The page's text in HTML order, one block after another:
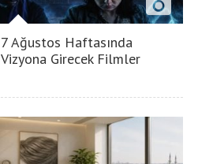
7 Ağustos Haftasında
Vizyona Girecek Filmler